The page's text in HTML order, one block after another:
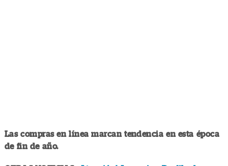
Las compras en línea marcan tendencia en esta época
de fin de año.